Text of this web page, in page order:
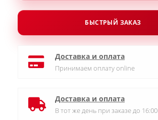
БЫСТРЫЙ ЗАКАЗ
Доставка и оплата
Принимаем оплату online
Доставка и оплата
В тот же день при заказе до 16:00